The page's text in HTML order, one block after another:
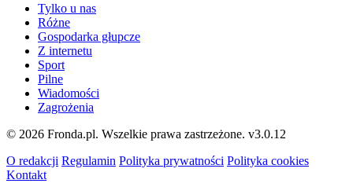
Tylko u nas
Różne
Gospodarka głupcze
Z internetu
Sport
Pilne
Wiadomości
Zagrożenia
© 2026 Fronda.pl. Wszelkie prawa zastrzeżone. v3.0.12
O redakcji Regulamin Polityka prywatności Polityka cookies
Kontakt